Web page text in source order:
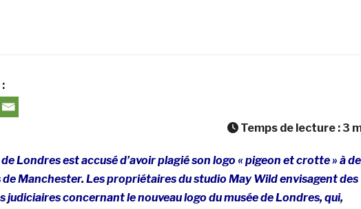
Temps de lecture : 3
Londres est accusé d’avoir plagié son logo « pigeon et crotte » à
Manchester. Les propriétaires du studio May Wild envisagent des
judiciaires concernant le nouveau logo du musée de Londres, qui,